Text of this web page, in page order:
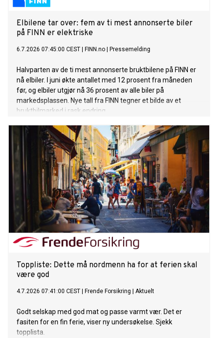
Elbilene tar over: fem av ti mest annonserte biler
på FINN er elektriske
6.7.2026 07:45:00 CEST FINN.no Pressemelding
Halvparten av de ti mest annonserte bruktbilene på FINN er
nå elbiler. I juni økte antallet med 12 prosent fra måneden
før, og elbiler utgjør nå 36 prosent av alle biler på
markedsplassen. Nye tall fra FINN tegner et bilde av et
bruktbilmarked i rask endring.
Toppliste: Dette må nordmenn ha for at ferien skal
være god
4.7.2026 07:41:00 CEST Frende Forsikring Aktuelt
Godt selskap med god mat og passe varmt vær. Det er
fasiten for en fin ferie, viser ny undersøkelse. Sjekk
topplista.